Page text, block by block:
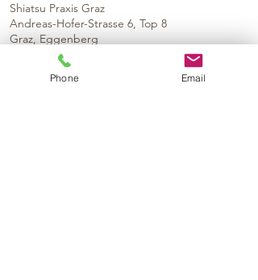
Shiatsu Praxis Graz
Andreas-Hofer-Strasse 6, Top 8
Graz, Eggenberg
Shiatsu Praxis Hochsteiermark
Zöbriach 2, Thörl
Phone Email